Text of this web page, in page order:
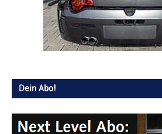
Dein Abo!